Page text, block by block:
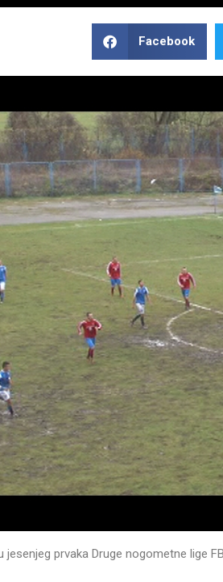
Facebook
jesenjeg prvaka Druge nogometne lige